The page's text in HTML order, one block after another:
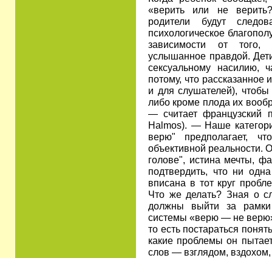
«верить или не
родители будут
психологическое
зависимости от
услышанное правдой.
сексуальному насилию,
потому, что
и для слушателей),
либо кроме плода их
— считает французский
Halmos). — Наше
верю" предполагает,
объективной реальности.
голове", истина мечты,
подтвердить, что ни
вписана в тот круг
Что же делать? Зная о
должны выйти за
системы «верю — не
то есть постараться
какие проблемы он
слов — взглядом,